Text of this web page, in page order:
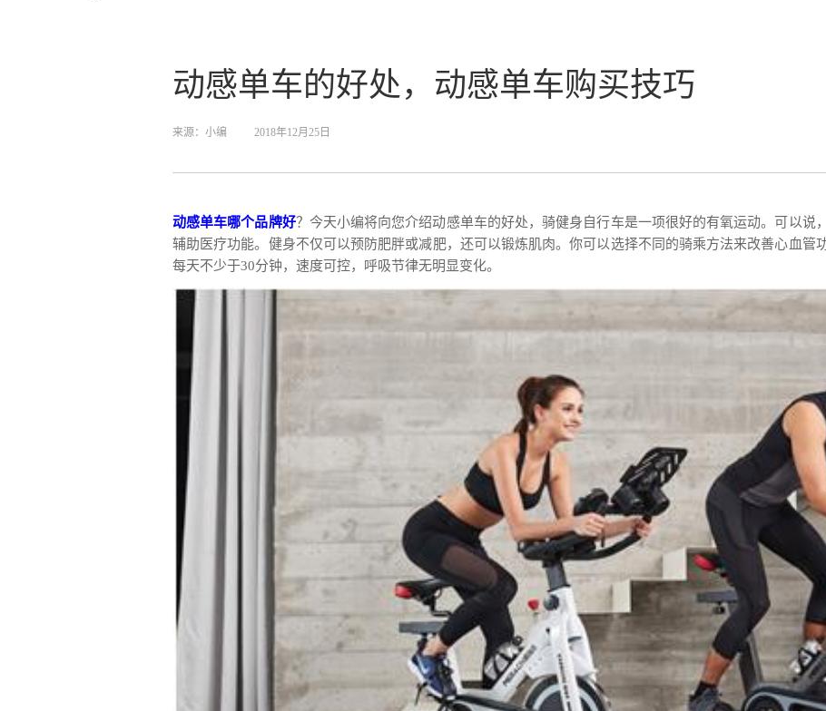
动感单车的好处，动感单车购买技巧
来源： 小编 2018年12月25日
动感单车哪个品牌好？今天小编将向您介绍动感单车的好处，骑健身自行车是一项很好的有氧运动。可以说
辅助医疗功能。健身不仅可以预防肥胖或减肥，还可以锻炼肌肉。你可以选择不同的骑乘方法来改善心血
每天不少于30分钟，速度可控，呼吸节律无明显变化。